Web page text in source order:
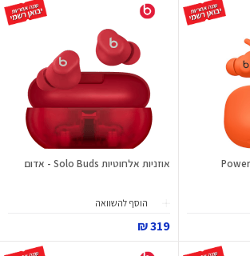
אוזניות אלחוטיות Solo Buds - אדום
הוסף להשוואה
319 ₪